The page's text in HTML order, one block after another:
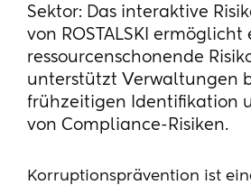
Sektor: Das interaktive
von ROSTALSKI
ressourcenschonende
unterstützt Verwaltungen
frühzeitigen Identifikation
von Compliance-Risiken.
Korruptionsprävention ist